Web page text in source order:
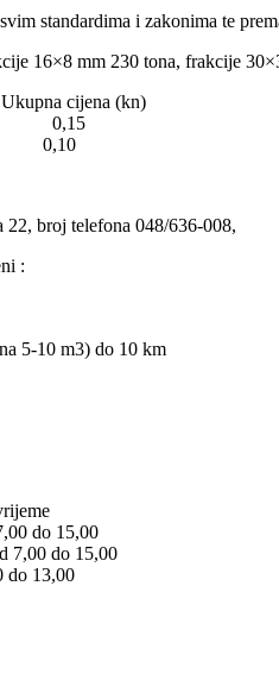
standardima i zakonima te
16×8 mm 230 tona, frakcije
cijena (kn)
0,15
0,10
broj telefona 048/636-008,
:
5-10 m3) do 10 km
do 15,00
do 15,00
13,00